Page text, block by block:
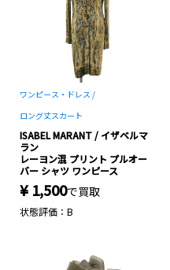
ワンピース・ドレス /
ロング丈スカート
ISABEL MARANT / イザベルマ
ラン
レーヨン混 プリント プルオー
バー シャツ ワンピース
¥ 1,500で買取
状態評価：B